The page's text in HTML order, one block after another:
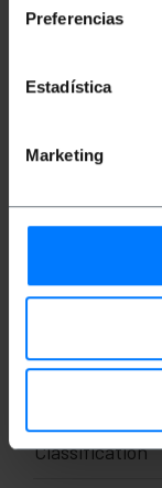
Preferencias
Estadística
Marketing
sont de
extérieure
diamètre.
Low Smoke
Mesures et
Poids
Fiche
Classification